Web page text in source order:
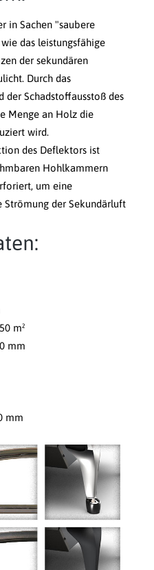
in Sachen "saubere
das leistungsfähige
der sekundären
Durch das
der Schadstoffausstoß des
Menge an Holz die
wird.
des Deflektors ist
Hohlkammern
um eine
der Sekundärluft
m²
mm
mm